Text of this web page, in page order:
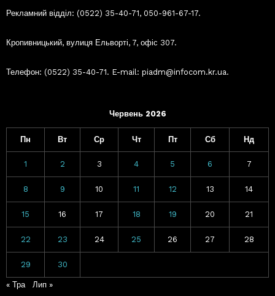
Рекламний відділ: (0522) 35-40-71, 050-961-67-17.
Кропивницький, вулиця Ельворті, 7, офіс 307.
Телефон: (0522) 35-40-71. E-mail: piadm@infocom.kr.ua.
Червень 2026
Пн Вт Ср Чт Пт Сб Нд
1 2 3 4 5 6 7
8 9 10 11 12 13 14
15 16 17 18 19 20 21
22 23 24 25 26 27 28
29 30
« Тра Лип »